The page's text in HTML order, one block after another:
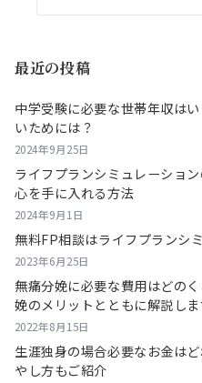
最近の投稿
中学受験に必要な世帯年収は
いためには？
2024年9月25日
ライフプランシミュレーショ
心を手に入れる方法
2024年9月1日
無料FP相談はライフプランシ
2023年6月25日
無痛分娩に必要な費用はどの
娩のメリットとともに解説しま
2022年8月15日
生涯独身の場合必要なお金は
やし方もご紹介